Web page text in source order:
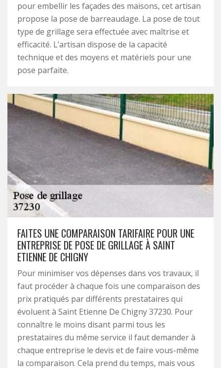
pour embellir les façades des maisons, cet artisan
propose la pose de barreaudage. La pose de tout
type de grillage sera effectuée avec maîtrise et
efficacité. L’artisan dispose de la capacité
technique et des moyens et matériels pour une
pose parfaite.
FAITES UNE COMPARAISON TARIFAIRE POUR UNE
ENTREPRISE DE POSE DE GRILLAGE À SAINT
ETIENNE DE CHIGNY
Pour minimiser vos dépenses dans vos travaux, il
faut procéder à chaque fois une comparaison des
prix pratiqués par différents prestataires qui
évoluent à Saint Etienne De Chigny 37230. Pour
connaître le moins disant parmi tous les
prestataires du même service il faut demander à
chaque entreprise le devis et de faire vous-même
la comparaison. Cela prend du temps, mais vous